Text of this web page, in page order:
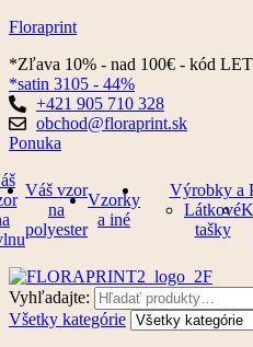
Floraprint
*Zľava 10% - nad 100€ - kód
*satin 3105 - 44%
+421 905 710 328
obchod@floraprint.sk
Ponuka
Váš vzor
na
polyester
Vzorky
a iné
Výrobky a
Látkové
tašky
Vyhľadajte:
Všetky kategórie